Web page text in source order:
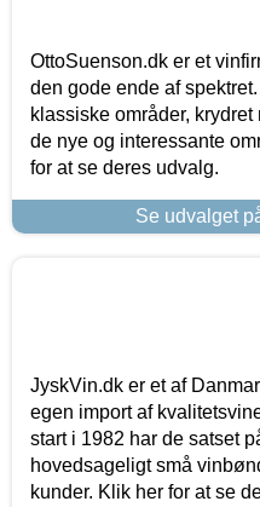
OttoSuenson.dk er et
den gode ende af
klassiske områder,
de nye og interessante
for at se deres udvalg.
Se udvalget
JyskVin.dk er et af
egen import af
start i 1982 har de satset
hovedsageligt små
kunder. Klik her for at se